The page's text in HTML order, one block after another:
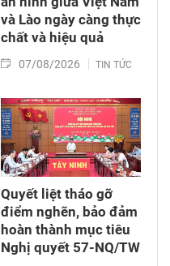
và Lào ngày càng thực
chất và hiệu quả
07/08/2026 TIN TỨC
Quyết liệt tháo gỡ
điểm nghẽn, bảo đảm
hoàn thành mục tiêu
Nghị quyết 57-NQ/TW